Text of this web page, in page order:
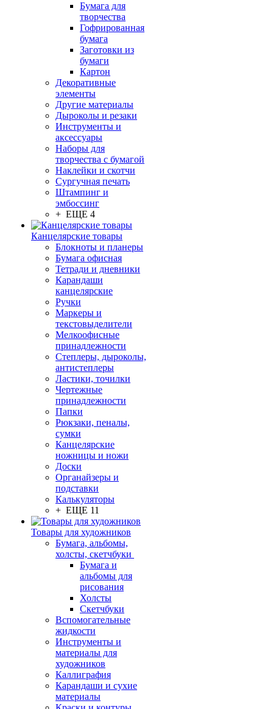
Бумага для
творчества
Гофрированная
бумага
Заготовки из
бумаги
Картон
Декоративные
элементы
Другие материалы
Дыроколы и резаки
Инструменты и
аксессуары
Наборы для
творчества с бумагой
Наклейки и скотчи
Сургучная печать
Штампинг и
эмбоссинг
+ ЕЩЕ 4
Канцелярские товары
Блокноты и планеры
Бумага офисная
Тетради и дневники
Карандаши
канцелярские
Ручки
Маркеры и
текстовыделители
Мелкоофисные
принадлежности
Степлеры, дыроколы,
антистеплеры
Ластики, точилки
Чертежные
принадлежности
Папки
Рюкзаки, пеналы,
сумки
Канцелярские
ножницы и ножи
Доски
Органайзеры и
подставки
Калькуляторы
+ ЕЩЕ 11
Товары для художников
Бумага, альбомы,
холсты, скетчбуки
Бумага и
альбомы для
рисования
Холсты
Скетчбуки
Вспомогательные
жидкости
Инструменты и
материалы для
художников
Каллиграфия
Карандаши и сухие
материалы